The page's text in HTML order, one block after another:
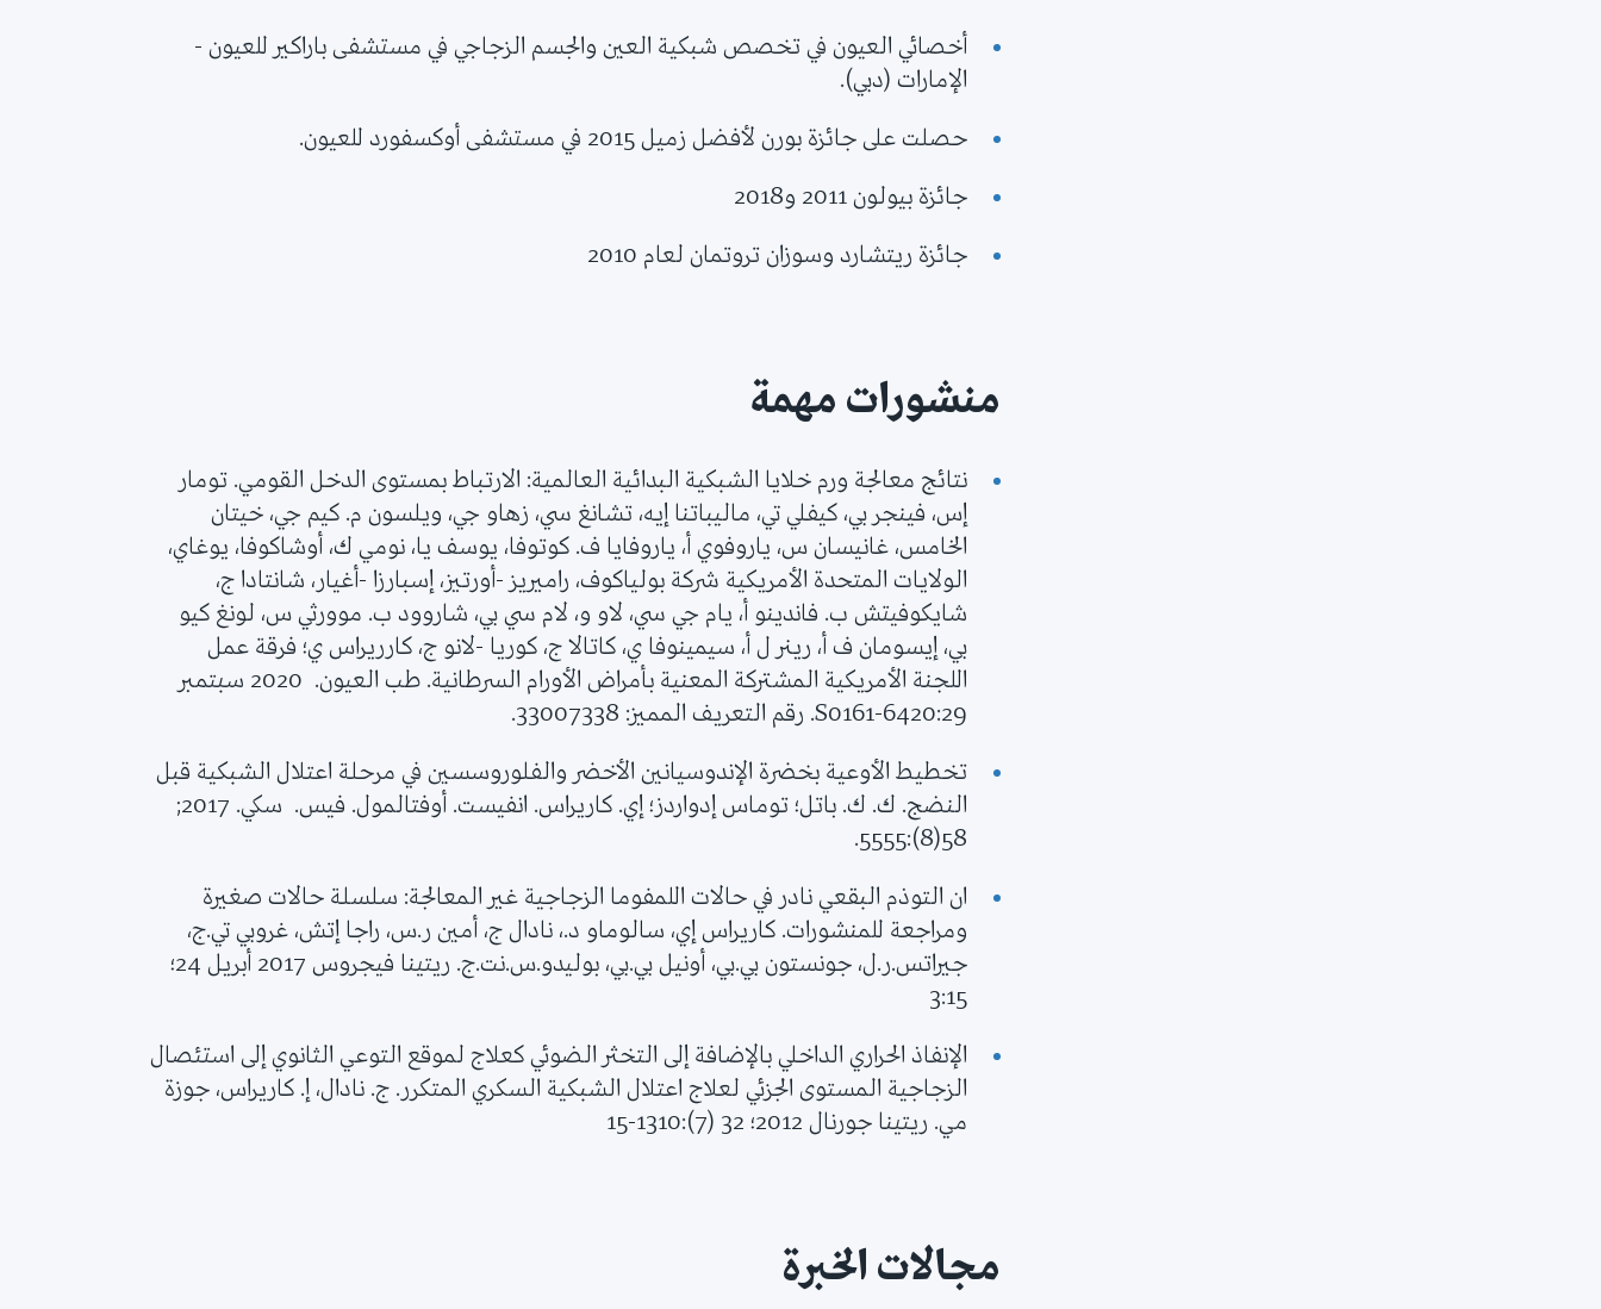
أخصائي العيون في تخصص شبكية العين والجسم الزجاجي في مستشفى باراكير للعيون -
الإمارات (دبي).
حصلت على جائزة بورن لأفضل زميل 2015 في مستشفى أوكسفورد للعيون.
جائزة بيولون 2011 و2018
جائزة ريتشارد وسوزان تروتمان لعام 2010
منشورات مهمة
نتائج معالجة ورم خلايا الشبكية البدائية العالمية: الارتباط بمستوى الدخل القومي. تومار
إس، فينجر بي، كيفلي تي، ماليباتنا إيه، تشانغ سي، زهاو جي، ويلسون م. كيم جي، خيتان
الخامس، غانيسان س، ياروفوي أ، ياروفايا ف. كوتوفا، يوسف يا، نومي ك، أوشاكوفا، يوغاي،
الولايات المتحدة الأمريكية شركة بولياكوف، راميريز -أورتيز، إسبارزا -أغيار، شانتادا ج،
شايكوفيتش ب. فاندينو أ، يام جي سي، لاو و، لام سي بي، شاروود ب. موورثي س، لونغ كيو
بي، إيسومان ف أ، رينر ل أ، سيمينوفا ي، كاتالا ج، كوريا -لانو ج، كارريراس ي؛ فرقة عمل
اللجنة الأمريكية المشتركة المعنية بأمراض الأورام السرطانية. طب العيون. 2020 سبتمبر
29:S0161-6420. رقم التعريف المميز: 33007338.
تخطيط الأوعية بخضرة الإندوسيانين الأخضر والفلوروسسين في مرحلة اعتلال الشبكية قبل
النضج. ك. ك. باتل؛ توماس إدواردز؛ إي. كاريراس. انفيست. أوفتالمول. فيس. سكي. 2017;
58(8):5555.
ان التوذم البقعي نادر في حالات اللمفوما الزجاجية غير المعالجة: سلسلة حالات صغيرة
ومراجعة للمنشورات. كاريراس إي، سالوماو د.، نادال ج، أمين ر.س، راجا إتش، غروبي تي.ج،
جيراتس.ر.ل، جونستون بي.بي، أونيل بي.بي، بوليدو.س.نت.ج. ريتينا فيجروس 2017 أبريل 24؛
3:15
الإنفاذ الحراري الداخلي بالإضافة إلى التخثر الضوئي كعلاج لموقع التوعي الثانوي إلى استئصال
الزجاجية المستوى الجزئي لعلاج اعتلال الشبكية السكري المتكرر. ج. نادال، إ. كاريراس، جوزة
مي. ريتينا جورنال 2012؛ 32 (7):1310-15
مجالات الخبرة